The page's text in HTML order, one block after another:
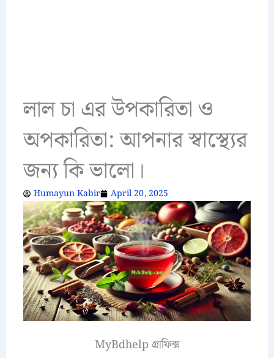
লাল চা এর উপকারিতা ও
অপকারিতা: আপনার স্বাস্থ্যের
জন্য কি ভালো।
Humayun Kabir April 20, 2025
MyBdhelp গ্রাফিক্স